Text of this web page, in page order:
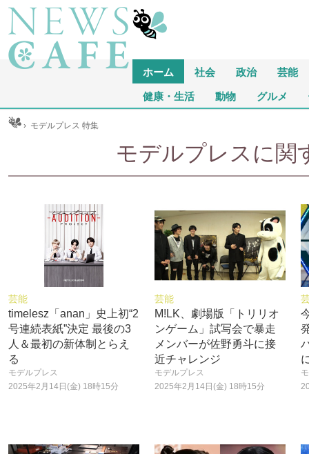
ホーム 社会 政治 芸能
健康・生活 動物 グルメ
› モデルプレス 特集
モデルプレスに関
芸能
timelesz「anan」史上初“2
号連続表紙”決定 最後の3
人＆最初の新体制とらえ
る
モデルプレス
2025年2月14日(金) 18時15分
芸能
M!LK、劇場版「トリリオ
ンゲーム」試写会で暴走
メンバーが佐野勇斗に接
近チャレンジ
モデルプレス
2025年2月14日(金) 18時15分